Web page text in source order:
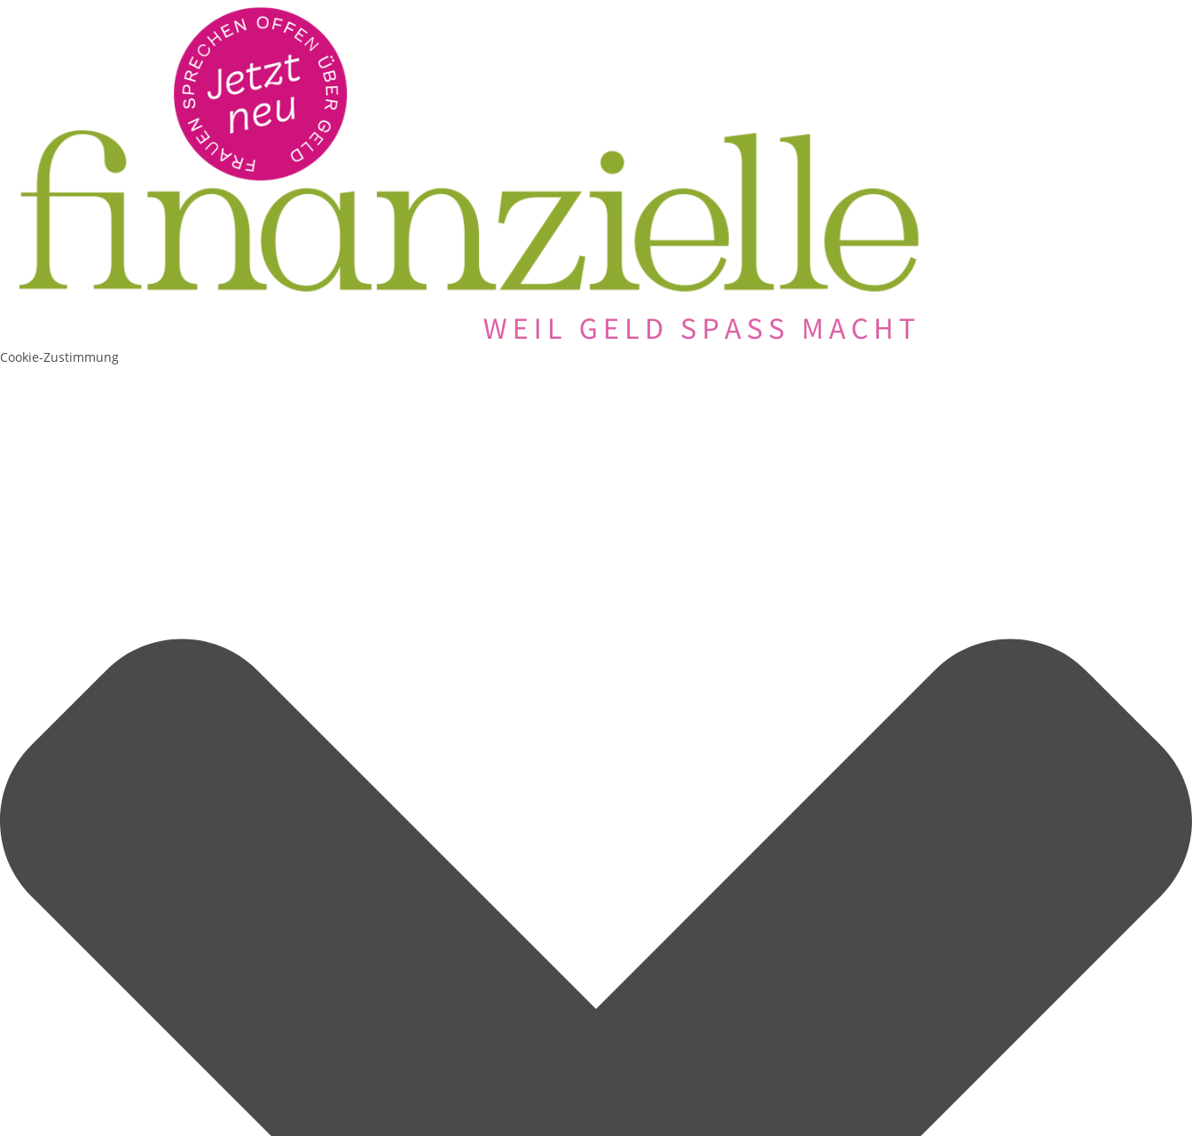
Cookie-Zustimmung